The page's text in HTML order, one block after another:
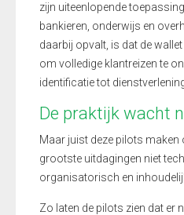
zijn uiteenlopende
bankieren, onderwijs en
daarbij opvalt, is dat de
om volledige klantreizen te
identificatie tot
De praktijk wacht
Maar juist deze pilots maken
grootste uitdagingen niet
organisatorisch en
Zo laten de pilots zien dat er